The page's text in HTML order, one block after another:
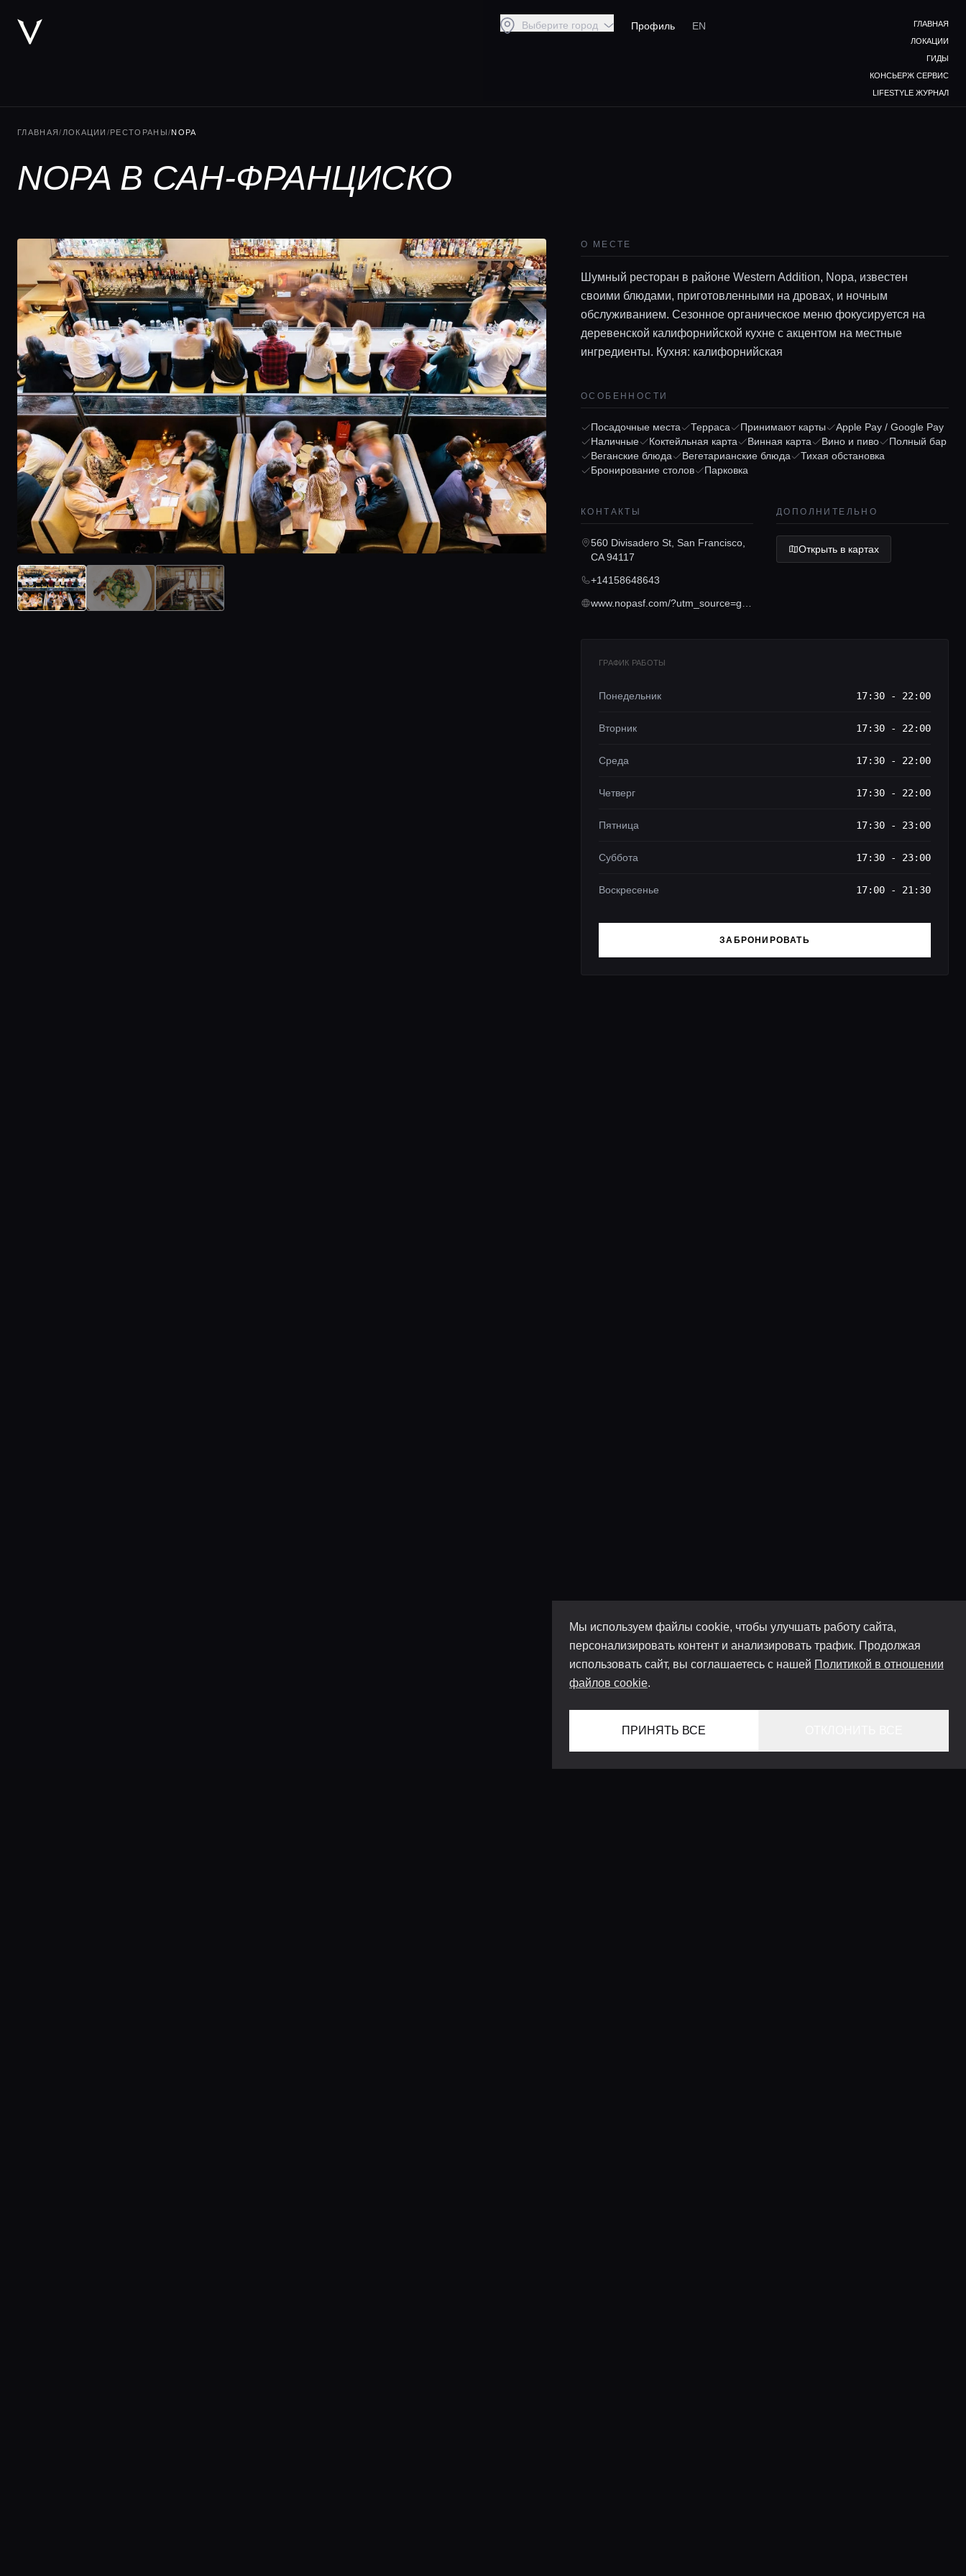
Мы используем файлы cookie, чтобы улучшать работу сайта,
персонализировать контент и анализировать трафик. Продолжая
использовать сайт, вы соглашаетесь с нашей Политикой в отношении
файлов cookie.
ПРИНЯТЬ ВСЕ
Выберите город Профиль EN
ГЛАВНАЯ
ЛОКАЦИИ
ГИДЫ
КОНСЬЕРЖ СЕРВИС
LIFESTYLE ЖУРНАЛ
ГЛАВНАЯ/ ЛОКАЦИИ /РЕСТОРАНЫ/NOPA
NOPA В САН-ФРАНЦИСКО
О МЕСТЕ
Шумный ресторан в районе Western Addition, Nopa, известен
своими блюдами, приготовленными на дровах, и ночным
обслуживанием. Сезонное органическое меню фокусируется на
деревенской калифорнийской кухне с акцентом на местные
ингредиенты. Кухня: калифорнийская
ОСОБЕННОСТИ
Посадочные места Терраса Принимают карты
Apple Pay / Google Pay
Наличные
Коктейльная карта Винная карта Вино и пиво
Полный бар
Веганские блюда
Вегетарианские блюда
Тихая обстановка
Бронирование столов
Парковка
КОНТАКТЫ
560 Divisadero St, San Francisco,
CA 94117
+14158648643
ДОПОЛНИТЕЛЬНО
Открыть в картах
ГРАФИК РАБОТЫ
Понедельник 17:30 - 22:00
Вторник 17:30 - 22:00
Среда 17:30 - 22:00
Четверг 17:30 - 22:00
Пятница 17:30 - 23:00
Суббота 17:30 - 23:00
Воскресенье 17:00 - 21:30
ЗАБРОНИРОВАТЬ